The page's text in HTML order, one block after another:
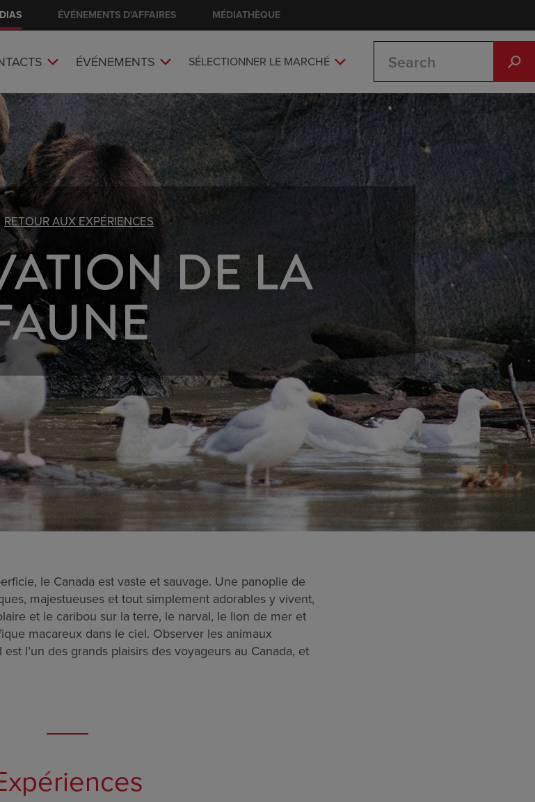
ÉVÉNEMENTS D'AFFAIRES MÉDIATHÈQUE
ÉVÉNEMENTS SÉLECTIONNER LE MARCHÉ
Search
RETOUR AUX EXPÉRIENCES
DE LA
le Canada est vaste et sauvage. Une panoplie de
majestueuses et tout simplement adorables y vivent,
et le caribou sur la terre, le narval, le lion de mer et
macareux dans le ciel. Observer les animaux
l’un des grands plaisirs des voyageurs au Canada, et